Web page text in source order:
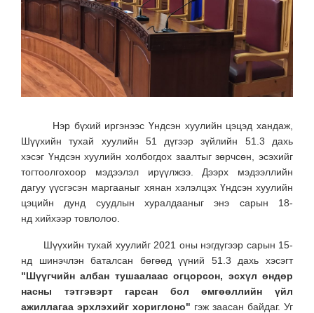
Нэр бүхий иргэнээс Үндсэн хуулийн цэцэд хандаж,
Шүүхийн тухай хуулийн 51 дүгээр зүйлийн 51.3 дахь
хэсэг Үндсэн хуулийн холбогдох заалтыг зөрчсөн, эсэхийг
тогтоолгохоор мэдээлэл ирүүлжээ. Дээрх мэдээллийн
дагуу үүсгэсэн маргааныг хянан хэлэлцэх Үндсэн хуулийн
цэцийн дунд суудлын хуралдааныг энэ сарын 18-
нд хийхээр товлолоо.
Шүүхийн тухай хуулийг 2021 оны нэгдүгээр сарын 15-
нд шинэчлэн баталсан бөгөөд үүний 51.3 дахь хэсэгт
"Шүүгчийн албан тушаалаас огцорсон, эсхүл өндөр
насны тэтгэвэрт гарсан бол өмгөөллийн үйл
ажиллагаа эрхлэхийг хориглоно" гэж заасан байдаг. Уг